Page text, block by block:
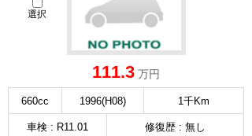
選択
111.3 万円
660cc 1996(H08) 1千Km
車検 : R11.01 修復歴 : 無し